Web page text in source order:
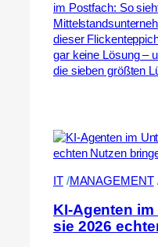
im Postfach: So
dieser
gar keine Lösung –
die sieben größten
IT /MANAGEMENT
KI-Agenten
sie 2026